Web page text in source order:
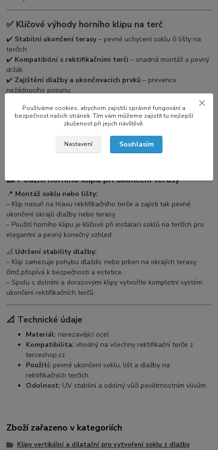
✅ Klíčové výhody horního klipu na terč
✔️ Stabilní ukončení terasy– pevné uchycení soklu či lišty na
terčích
✔️ Kompatibilní s rektifikačními terči – snadná montáž a pevný
držák
✔️ Zajištění dlažby a ukončovacích prvků – prevence
nežádoucího posunu
– odolává povětrnostním vlivům i UV záření
Jednoduchá instalace– rychlá montáž bez nutnosti
speciálních nástrojů
Důležité upozornění:klipy samostatně neprodáváme, pouze
jako doplněk k terčům zakoupeným zde na terceshop.cz.
🧱 Použití horního klipu při ukončení terasy
📍 Montáž soklu nebo lišty:
– Klip nasuň na hlavu rektifikačního terče a zajisti tak pevné
ukončení okrajů dlažby nebo terasy.
– Použití horního klipu je klíčové při instalaci soklů na terčích pro
elegantní a pevný konečný vzhled.
📐 Udržení stability dlažby:
– Klip zamezuje pohybu dlaždic nebo prken na okrajích terasy,
čímž přispívá k bezpečnosti a estetice.
– Spolu s dolními a dorazovými klipy vytvoříte kompletní systém
ukončení rektifikačních terčů.
📐 Technické údaje
Materiál: nerezavějící ocel
Kompatibilita: vhodný na všechny rektifikační terče z
terceshop.cz
Použití: pevné ukončení soklu, lišt a dlažby na
rektifikačních terčích
Odolnost: UV stabilní a odolný vůči povětrnostním vlivům
Zboží zařazeno v kategoriích
Klipy vertikální a dilatační pro vytvoření soklu z dlažby
Používáme cookies, abychom zajistili správné fungování a
bezpečnost našich stránek. Tím vám můžeme zajistit tu nejlepší
zkušenost při jejich návštěvě.
Nastavení Souhlasím